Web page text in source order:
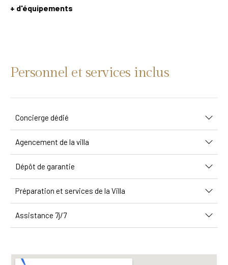
+ d'équipements
Personnel et services inclus
Concierge dédié
Agencement de la villa
Dépôt de garantie
Préparation et services de la Villa
Assistance 7j/7